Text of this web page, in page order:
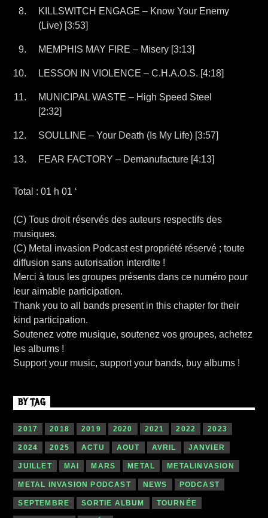
KILLSWITCH ENGAGE – Know Your Enemy
(Live) [3:53]
MEMPHIS MAY FIRE – Misery [3:13]
LESSON IN VIOLENCE – C.H.A.O.S. [4:18]
MUNICIPAL WASTE – High Speed Steel
[2:32]
SOULLINE – Your Death (Is My Life) [3:57]
FEAR FACTORY – Demanufacture [4:13]
Total : 01 h 01 ‘
(C) Tous droit réservés des auteurs respectifs des
musiques.
(C) Metal invasion Podcast est propriété réservé ; toute
diffusion sans autorisation interdite !
Merci à tous les groupes présents dans ce numéro pour
leur aimable participation.
Thank you to all bands present in this chapter for their
kind participation.
Soutenez votre musique, soutenez vos groupes, achetez
les albums !
Support your music, support your bands, buy albums !
BY TAG
2017 2018 2019 2020 2021 2022 2023
2024 2025 ACTU AOUT AVRIL JANVIER
JUILLET MAI MARS METAL METALINVASION
METAL INVASION PODCAST NEWS PODCAST
SEPTEMBRE SORTIE ALBUM TOURNÉE